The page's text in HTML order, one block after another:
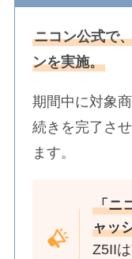
ニコン公式で
ンを実施。
期間中に対象
続きを完了さ
ます。
「ニ
ャッ
Z5II